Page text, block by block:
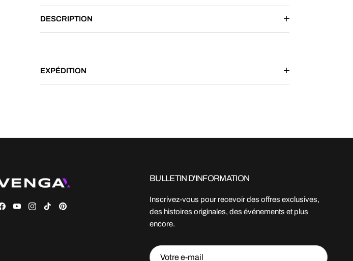
DESCRIPTION
EXPÉDITION
Facebook
YouTubeInstagram
TikTokPinterest
BULLETIN D'INFORMATION
Inscrivez-vous pour recevoir des offres exclusives,
des histoires originales, des événements et plus
encore.